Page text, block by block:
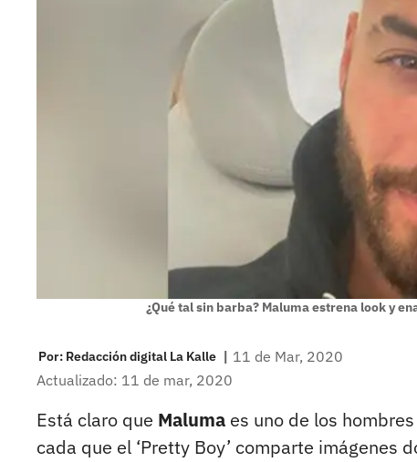
¿Qué tal sin barba? Maluma estrena look y
Por: Redacción digital La Kalle | 11 de Mar, 2020
Actualizado: 11 de mar, 2020
Está claro que Maluma es uno de los
cada que el ‘Pretty Boy’ comparte imágenes